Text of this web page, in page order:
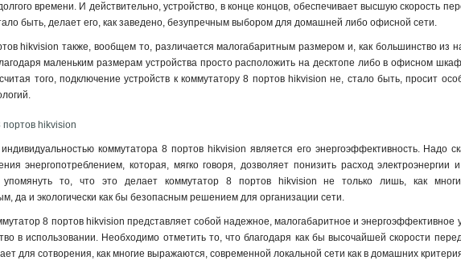
времени. И действительно, устройство, в конце концов, обеспечивает высшую скорость
быть, делает его, как заведено, безупречным выбором для домашней либо офисной сети.
hikvision также, вообщем то, различается малогабаритным размером и, как большинство из
маленьким размерам устройства просто расположить на десктопе либо в офисном
того, подключение устройств к коммутатору 8 портов hikvision не, стало быть, просит
.
портов hikvision
коммутатора 8 портов hikvision является его энергоэффективность. Надо
энергопотреблением, которая, мягко говоря, дозволяет понизить расход
упомянуть то, что это делает коммутатор 8 портов hikvision не только лишь, как
да и экологически как бы безопасным решением для организации сети.
8 портов hikvision представляет собой надежное, малогабаритное и энергоэффективное
в использовании. Необходимо отметить то, что благодаря как бы высочайшей скорости
для сотворения, как многие выражаются, современной локальной сети как в домашних